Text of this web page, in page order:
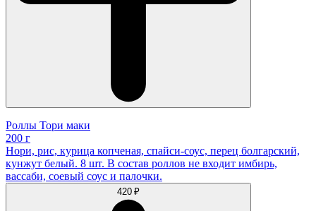
Роллы Тори маки
200 г
Нори, рис, курица копченая, спайси-соус, перец болгарский,
кунжут белый. 8 шт. В состав роллов не входит имбирь,
вассаби, соевый соус и палочки.
420 ₽